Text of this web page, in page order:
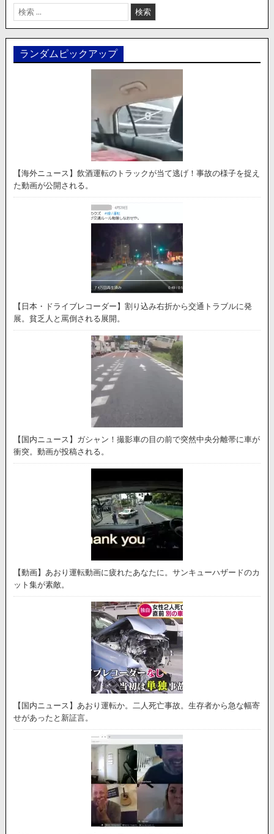
検
索:
ランダムピックアップ
【海外ニュース】飲酒運転のトラックが当て逃げ！事故の様子を捉え
た動画が公開される。
【日本・ドライブレコーダー】割り込み右折から交通トラブルに発
展。貧乏人と罵倒される展開。
【国内ニュース】ガシャン！撮影車の目の前で突然中央分離帯に車が
衝突。動画が投稿される。
【動画】あおり運転動画に疲れたあなたに。サンキューハザードのカ
ット集が素敵。
【国内ニュース】あおり運転か。二人死亡事故。生存者から急な幅寄
せがあったと新証言。